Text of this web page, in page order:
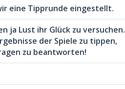
eine Tipprunde eingestellt.
ja Lust ihr Glück zu versuchen.
der Spiele zu tippen,
zu beantworten!